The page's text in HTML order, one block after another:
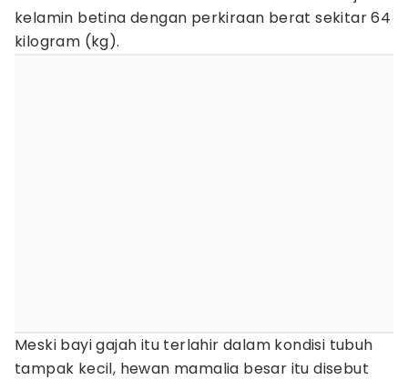
kelamin betina dengan perkiraan berat sekitar 64
kilogram (kg).
Meski bayi gajah itu terlahir dalam kondisi tubuh
tampak kecil, hewan mamalia besar itu disebut